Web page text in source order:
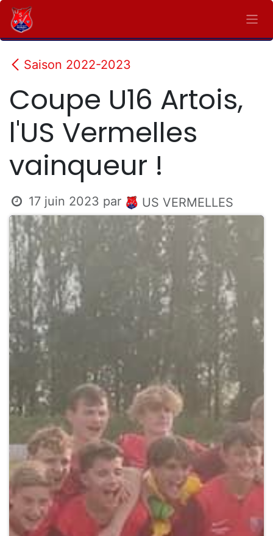
Se rendre au contenu
Saison 2022-2023
Coupe U16 Artois,
l'US Vermelles
vainqueur !
17 juin 2023 par US VERMELLES